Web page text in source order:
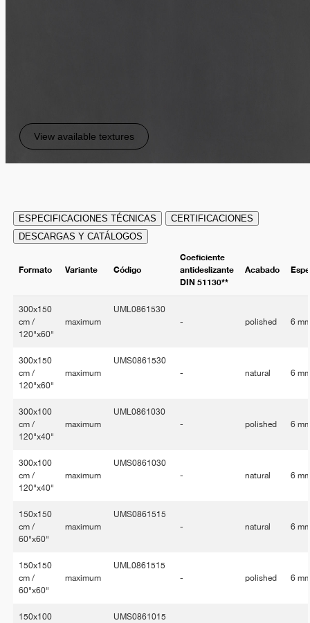
View available textures
ESPECIFICACIONES TÉCNICAS
CERTIFICACIONES
DESCARGAS Y CATÁLOGOS
Formato Variante Código
Coeficiente
antideslizante
DIN 51130**
Acabado
300x150
cm /
120"x60"
maximum
UML0861530
-
polished 6
300x150
cm /
120"x60"
maximum
UMS0861530
-
natural 6
300x100
cm /
120"x40"
maximum
UML0861030
-
polished 6
300x100
cm /
120"x40"
maximum
UMS0861030
-
natural 6
150x150
cm /
60"x60"
maximum
UMS0861515
-
natural 6
150x150
cm /
60"x60"
maximum
UML0861515
-
polished 6
150x100
UMS0861015